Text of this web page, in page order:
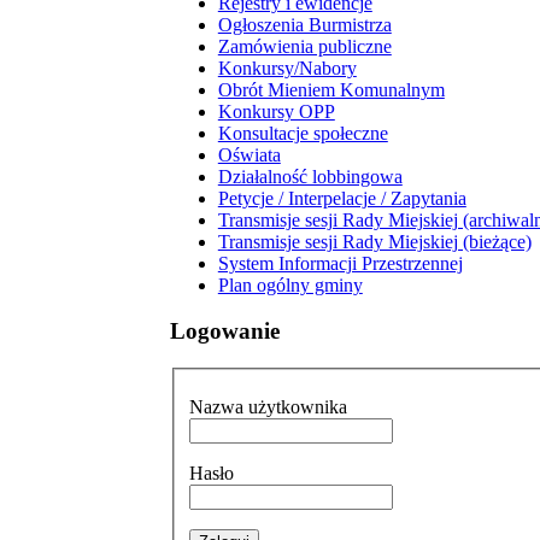
Ogłoszenia Burmistrza
Zamówienia publiczne
Konkursy/Nabory
Obrót Mieniem Komunalnym
Konkursy OPP
Konsultacje społeczne
Oświata
Działalność lobbingowa
Petycje / Interpelacje / Zapytania
Transmisje sesji Rady Miejskiej
Transmisje sesji Rady Miejskiej (bieżące)
System Informacji Przestrzennej
Plan ogólny gminy
Logowanie
Nazwa użytkownika
Hasło